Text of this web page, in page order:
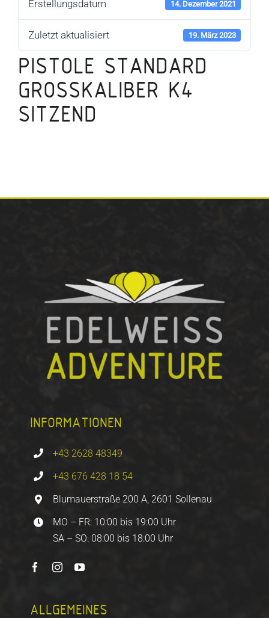
Erstellungsdatum 14. Dezember 2021
Zuletzt aktualisiert 19. März 2023
PISTOLE STANDARD
GROSSKALIBER K4 S
ITZEND
INFORMATIONEN
+43 2628 48349
+43 676 428 18 54
Blumauerstraße 200 A, 2601 Sollenau
MO – FR: 10:00 bis 19:00 Uhr
SA – SO: 08:00 bis 18:00 Uhr
ALLGEMEINES